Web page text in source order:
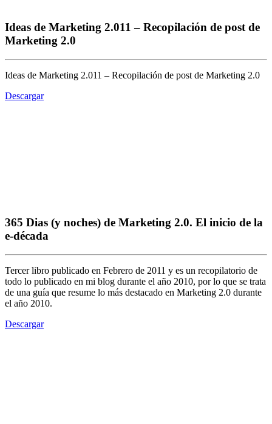
Ideas de Marketing 2.011 – Recopilación de post de
Marketing 2.0
Ideas de Marketing 2.011 – Recopilación de post de Marketing 2.0
Descargar
365 Dias (y noches) de Marketing 2.0. El inicio de la
e-década
Tercer libro publicado en Febrero de 2011 y es un recopilatorio de
todo lo publicado en mi blog durante el año 2010, por lo que se trata
de una guía que resume lo más destacado en Marketing 2.0 durante
el año 2010.
Descargar